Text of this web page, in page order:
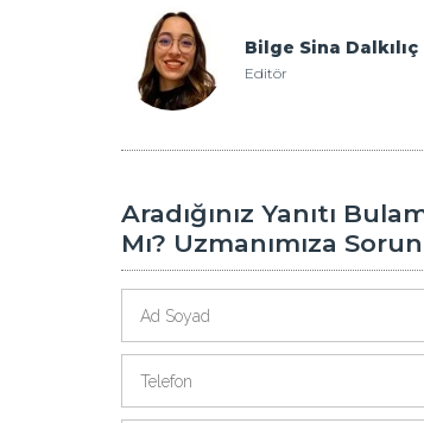
Bilge Sina Dalkılıç
Editör
Aradığınız Yanıtı
Mı? Uzmanımıza Sorun